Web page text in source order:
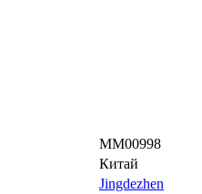
MM00998
Китай
Jingdezhen